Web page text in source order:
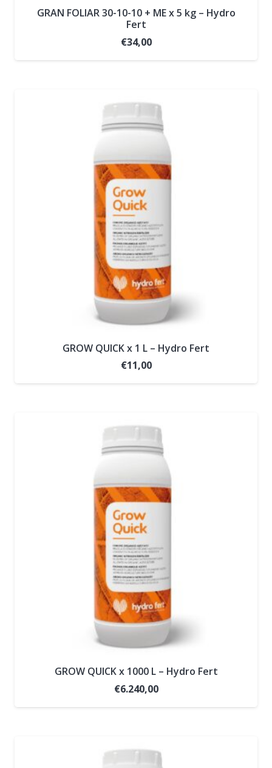
GRAN FOLIAR 30-10-10 + ME x 5 kg – Hydro
Fert
€34,00
GROW QUICK x 1 L – Hydro Fert
€11,00
GROW QUICK x 1000 L – Hydro Fert
€6.240,00